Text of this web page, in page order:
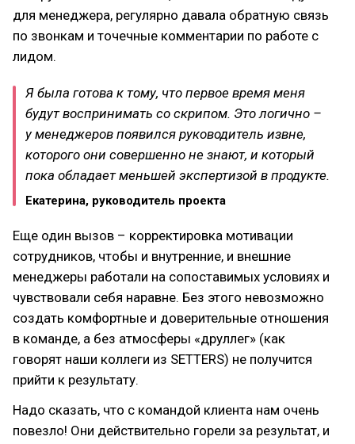
для менеджера, регулярно давала обратную связь
по звонкам и точечные комментарии по работе с
лидом.
Я была готова к тому, что первое время меня
будут воспринимать со скрипом. Это логично –
у менеджеров появился руководитель извне,
которого они совершенно не знают, и который
пока обладает меньшей экспертизой в продукте.
Екатерина, руководитель проекта
Еще один вызов – корректировка мотивации
сотрудников, чтобы и внутренние, и внешние
менеджеры работали на сопоставимых условиях и
чувствовали себя наравне. Без этого невозможно
создать комфортные и доверительные отношения
в команде, а без атмосферы «друллег» (как
говорят наши коллеги из SETTERS) не получится
прийти к результату.
Надо сказать, что с командой клиента нам очень
повезло! Они действительно горели за результат, и